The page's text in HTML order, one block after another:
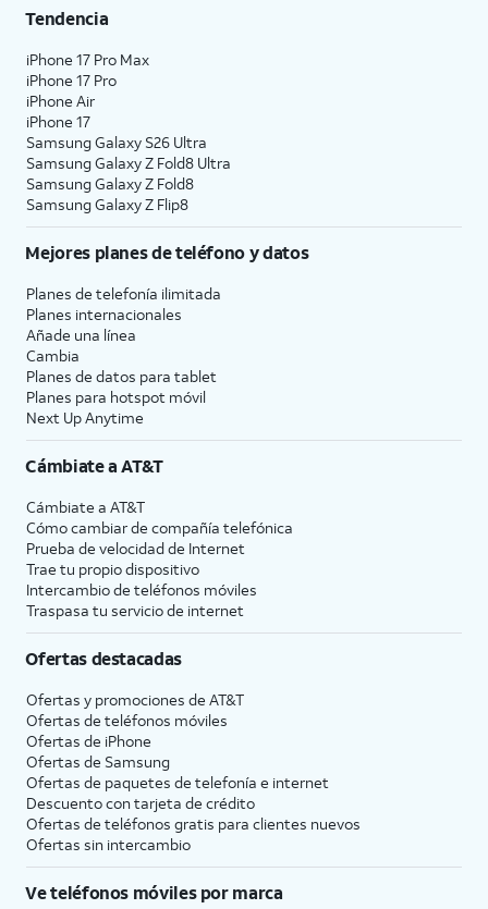
Tendencia
iPhone 17 Pro Max
iPhone 17 Pro
iPhone Air
iPhone 17
Samsung Galaxy S26 Ultra
Samsung Galaxy Z Fold8 Ultra
Samsung Galaxy Z Fold8
Samsung Galaxy Z Flip8
Mejores planes de teléfono y datos
Planes de telefonía ilimitada
Planes internacionales
Añade una línea
Cambia
Planes de datos para tablet
Planes para hotspot móvil
Next Up Anytime
Cámbiate aAT&T
Cámbiate a AT&T
Cómo cambiar de compañía telefónica
Prueba de velocidad de Internet
Trae tu propio dispositivo
Intercambio de teléfonos móviles
Traspasa tu servicio de internet
Ofertas destacadas
Ofertas y promociones de AT&T
Ofertas de teléfonos móviles
Ofertas de iPhone
Ofertas de Samsung
Ofertas de paquetes de telefonía e internet
Descuento con tarjeta de crédito
Ofertas de teléfonos gratis para clientes nuevos
Ofertas sin intercambio
Ve teléfonos móviles por marca